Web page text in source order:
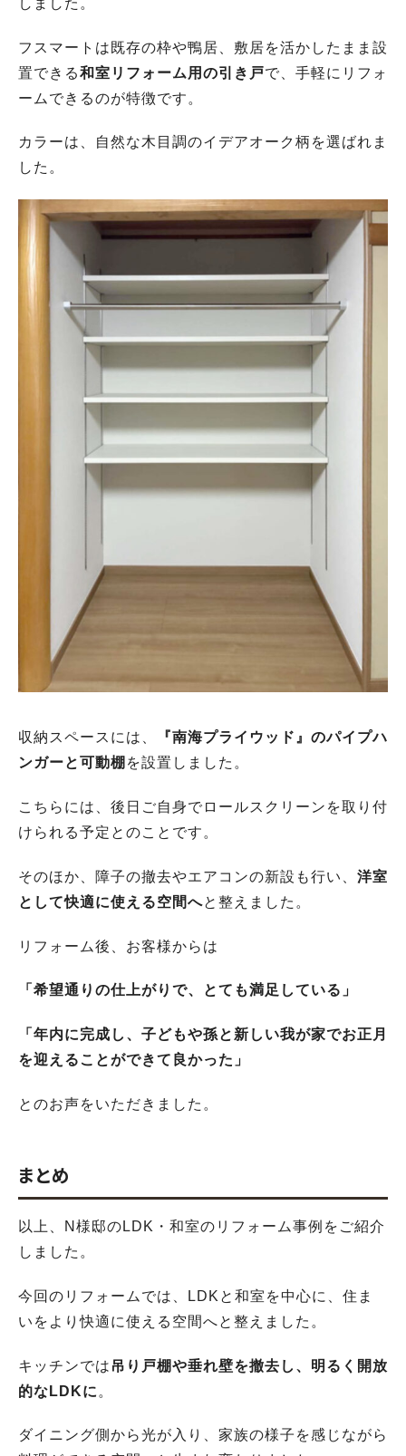
フスマートは既存の枠や鴨居、敷居を活かしたまま設
置できる和室リフォーム用の引き戸で、手軽にリフォ
ームできるのが特徴です。
カラーは、自然な木目調のイデアオーク柄を選ばれま
した。
収納スペースには、
『南海プライウッド』のパイプハ
ンガーと可動棚 を設置しました。
こちらには、後日ご自身でロールスクリーンを取り付
けられる予定とのことです。
そのほか、障子の撤去やエアコンの新設も行い、 洋室
として快適に使える空間へと整えました。
リフォーム後、お客様からは
「希望通りの仕上がりで、とても満足している」
「年内に完成し、子どもや孫と新しい我が家でお正月
を迎えることができて良かった」
とのお声をいただきました。
まとめ
以上、N様邸のLDK・和室のリフォーム事例をご紹介
しました。
今回のリフォームでは、LDKと和室を中心に、住ま
いをより快適に使える空間へと整えました。
キッチンでは 吊り戸棚や垂れ壁を撤去し、明るく開放
的なLDKに 。
ダイニング側から光が入り、家族の様子を感じながら